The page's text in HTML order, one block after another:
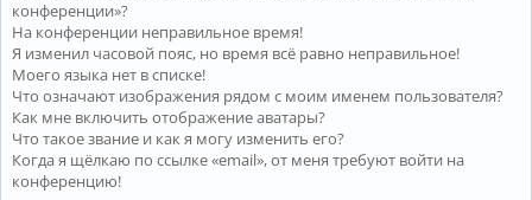
конференции»?
На конференции неправильное время!
Я изменил часовой пояс, но время всё равно неправильное!
Моего языка нет в списке!
Что означают изображения рядом с моим именем пользователя?
Как мне включить отображение аватары?
Что такое звание и как я могу изменить его?
Когда я щёлкаю по ссылке «email», от меня требуют войти на
конференцию!